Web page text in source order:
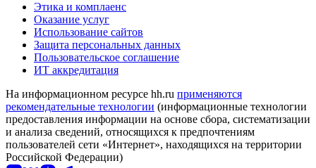
Этика и комплаенс
Оказание услуг
Использование сайтов
Защита персональных данных
Пользовательское соглашение
ИТ аккредитация
На информационном ресурсе hh.ru применяются
рекомендательные технологии (информационные технологии
предоставления информации на основе сбора, систематизации
и анализа сведений, относящихся к предпочтениям
пользователей сети «Интернет», находящихся на территории
Российской Федерации)